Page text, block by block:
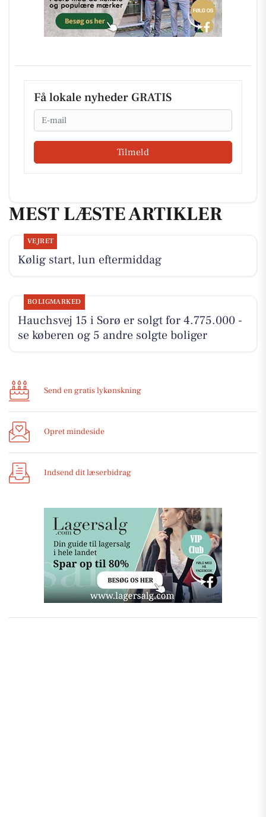
Få lokale nyheder GRATIS
Email
Tilmeld
MEST LÆSTE ARTIKLER
VEJRET
Kølig start, lun eftermiddag
BOLIGMARKED
Hauchsvej 15 i Sorø er solgt for 4.775.000 -
se køberen og 5 andre solgte boliger
Send en gratis lykønskning
Opret mindeside
Indsend dit læserbidrag